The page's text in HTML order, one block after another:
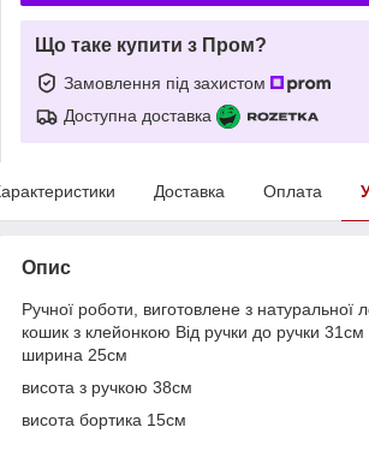
Що таке купити з Пром?
Замовлення під захистом
Доступна доставка
Доставка Оплата
Опис
Ручної роботи, виготовлене з натуральної
кошик з клейонкою Від ручки до ручки 31см
ширина 25см
висота з ручкою 38см
висота бортика 15см